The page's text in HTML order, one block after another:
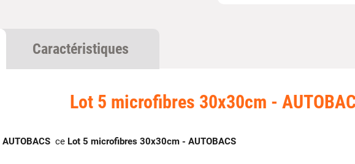
Caractéristiques
Lot 5 microfibres 30x30cm -
AUTOBACS ce Lot 5 microfibres 30x30cm - AUTOBACS